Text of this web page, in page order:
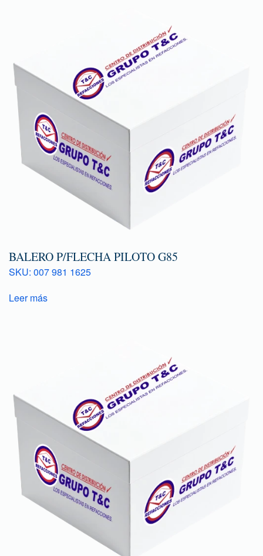
BALERO P/FLECHA PILOTO G85
SKU: 007 981 1625
Leer más